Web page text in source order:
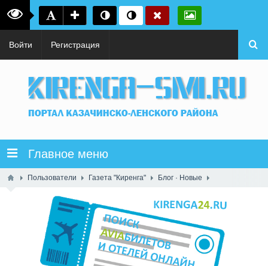
Войти Регистрация
Главное меню
Пользователи Газета "Киренга" Блог · Новые